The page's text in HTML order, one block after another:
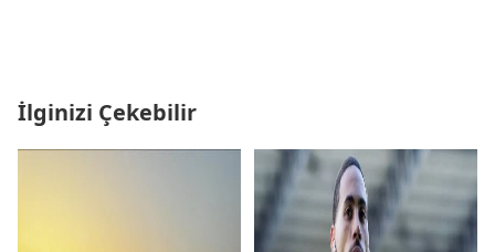
İlginizi Çekebilir